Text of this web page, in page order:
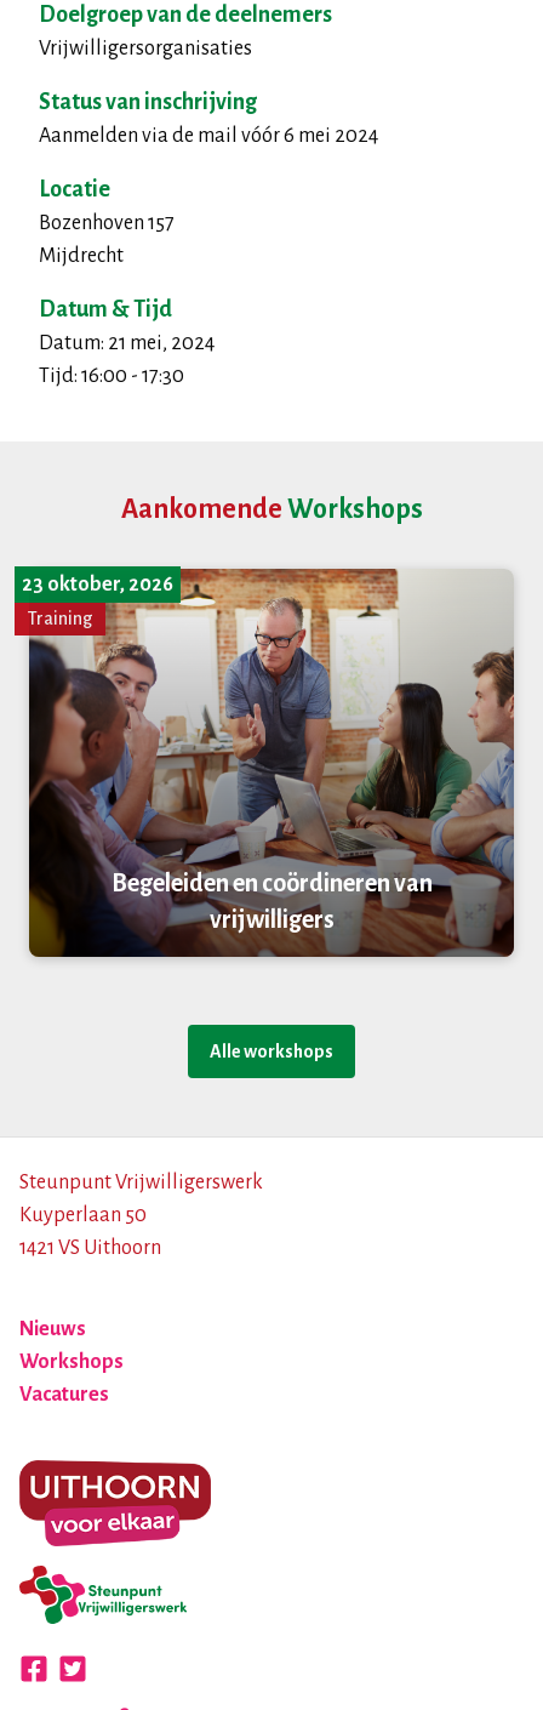
Doelgroep van de deelnemers
Vrijwilligersorganisaties
Status van inschrijving
Aanmelden via de mail vóór 6 mei 2024
Locatie
Bozenhoven 157
Mijdrecht
Datum & Tijd
Datum: 21 mei, 2024
Tijd: 16:00 - 17:30
Aankomende Workshops
23 oktober, 2026
Training
Begeleiden en coördineren van
vrijwilligers
Alle workshops
Steunpunt Vrijwilligerswerk
Kuyperlaan 50
1421 VS Uithoorn
Nieuws
Workshops
Vacatures